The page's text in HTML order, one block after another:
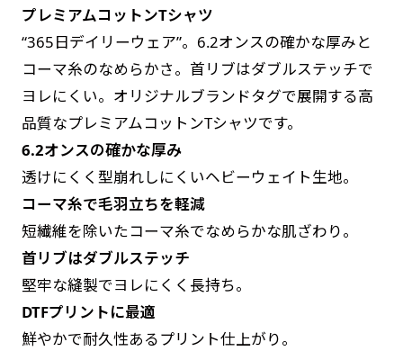
プレミアムコットンTシャツ
“365日デイリーウェア”。6.2オンスの確かな厚みと
コーマ糸のなめらかさ。首リブはダブルステッチで
ヨレにくい。オリジナルブランドタグで展開する高
品質なプレミアムコットンTシャツです。
6.2オンスの確かな厚み
透けにくく型崩れしにくいヘビーウェイト生地。
コーマ糸で毛羽立ちを軽減
短繊維を除いたコーマ糸でなめらかな肌ざわり。
首リブはダブルステッチ
堅牢な縫製でヨレにくく長持ち。
DTFプリントに最適
鮮やかで耐久性あるプリント仕上がり。
す。かわいいい＆おしゃれなのぼりです。台はセ
ットでついてます。
ジャンボ(90x270)
遠くからでも視認しやすいジャンボサイズです。
駐車場などのスペースに余裕がある場所で大々的
に宣伝できます。
4mまたは5mのポールが必要です。
す。かわいいい＆おしゃれなのぼりです。台はセ
ットでついてます。
ジャンボ(270x90)
遠くからでも視認しやすいジャンボサイズです。
駐車場などのスペースに余裕がある場所で大々的
に宣伝できます。
4mまたは5mのポールが必要です。